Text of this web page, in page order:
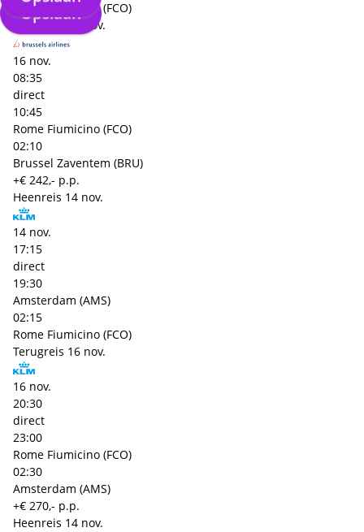
Opslaan
Rome Fiumicino (FCO)
Terugreis
16 nov.
16 nov.
08:35
direct
10:45
Rome Fiumicino (FCO)
02:10
Brussel Zaventem (BRU)
+€ 242,- p.p.
Heenreis 14 nov.
14 nov.
17:15
direct
19:30
Amsterdam (AMS)
02:15
Rome Fiumicino (FCO)
Terugreis 16 nov.
16 nov.
20:30
direct
23:00
Rome Fiumicino (FCO)
02:30
Amsterdam (AMS)
+€ 270,- p.p.
Heenreis 14 nov.